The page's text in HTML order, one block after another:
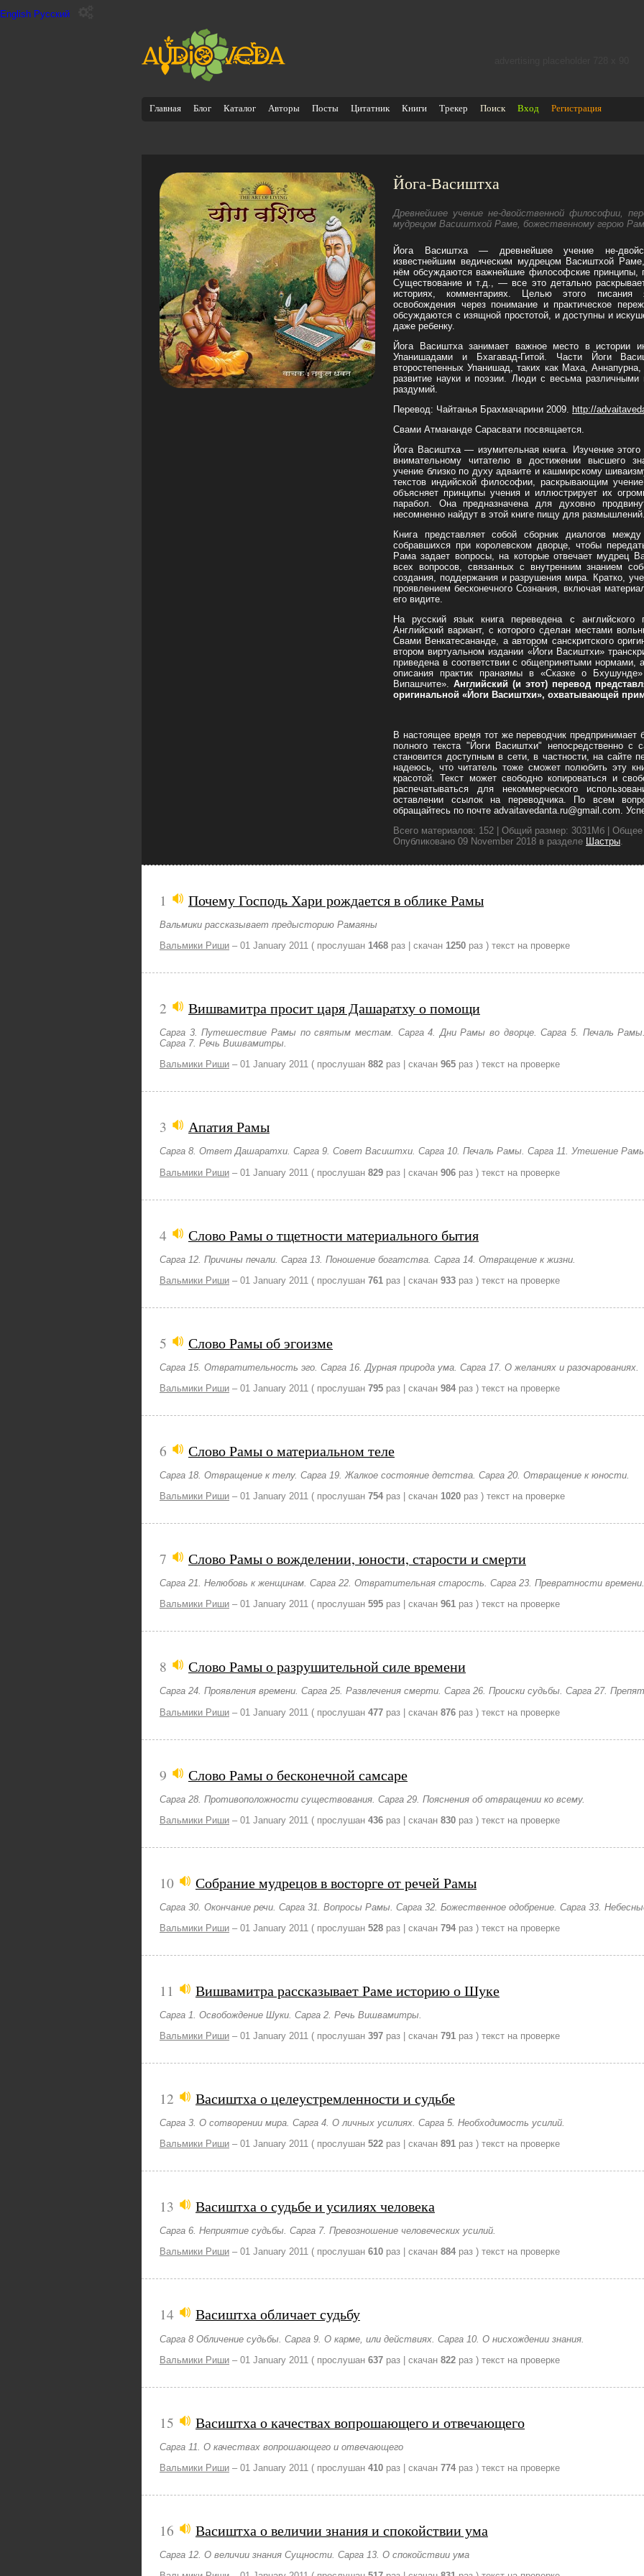
English Русский
Главная Блог Каталог Авторы Посты Цитатник Книги Трекер Поиск Вход Регистрация
Йога-Васиштха
Древнейшее учение не-двойственной философии,
мудрецом Васиштхой Раме, божественному герою
Йога Васиштха — древнейшее учение не-
известнейшим ведическим мудрецом Васиштхой
нём обсуждаются важнейшие философские принципы,
Существование и т.д., — все это детально
историях, комментариях. Целью этого
освобождения через понимание и практическое
обсуждаются с изящной простотой, и доступны и
даже ребенку.
Йога Васиштха занимает важное место в истории
Упанишадами и Бхагавад-Гитой. Части Йоги
второстепенных Упанишад, таких как Маха,
развитие науки и поэзии. Люди с весьма
раздумий.
Перевод: Чайтанья Брахмачарини 2009. http://
Свами Атмананде Сарасвати посвящается.
Йога Васиштха — изумительная книга. Изучение
внимательному читателю в достижении высшего
учение близко по духу адваите и кашмирскому
текстов индийской философии, раскрывающим
объясняет принципы учения и иллюстрирует их
парабол. Она предназначена для духовно
несомненно найдут в этой книге пищу для
Книга представляет собой сборник диалогов
собравшихся при королевском дворце, чтобы
Рама задает вопросы, на которые отвечает мудрец
всех вопросов, связанных с внутренним знанием
создания, поддержания и разрушения мира. Кратко,
проявлением бесконечного Сознания, включая
его видите.
На русский язык книга переведена с английского
Английский вариант, с которого сделан местами
Свами Венкатесананде, а автором санскритского
втором виртуальном издании «Йоги Васиштхи»
приведена в соответствии с общепринятыми
описания практик пранаямы в «Сказке о
Випашчите». Английский (и этот) перевод
оригинальной «Йоги Васиштхи», охватывающей
В настоящее время тот же переводчик предпринимает
полного текста "Йоги Васиштхи" непосредственно с
становится доступным в сети, в частности, на сайте
надеюсь, что читатель тоже сможет полюбить эту
красотой. Текст может свободно копироваться и
распечатываться для некоммерческого
оставлении ссылок на переводчика. По всем
обращайтесь по почте advaitavedanta.ru@gmail.com.
Всего материалов: 152 | Общий размер: 3031Мб |
Опубликовано 09 November 2018 в разделе Шастры.
1 Почему Господь Хари рождается в облике Рамы
Вальмики рассказывает предысторию Рамаяны
Вальмики Риши – 01 January 2011 ( прослушан 1468 раз | скачан 1250 раз ) текст на проверке
2 Вишвамитра просит царя Дашаратху о помощи
Сарга 3. Путешествие Рамы по святым местам. Сарга 4. Дни Рамы во дворце. Сарга 5. Печаль
Сарга 7. Речь Вишвамитры.
Вальмики Риши – 01 January 2011 ( прослушан 882 раз | скачан 965 раз ) текст на проверке
3 Апатия Рамы
Сарга 8. Ответ Дашаратхи. Сарга 9. Совет Васиштхи. Сарга 10. Печаль Рамы. Сарга 11. Утешение
Вальмики Риши – 01 January 2011 ( прослушан 829 раз | скачан 906 раз ) текст на проверке
4 Слово Рамы о тщетности материального бытия
Сарга 12. Причины печали. Сарга 13. Поношение богатства. Сарга 14. Отвращение к жизни.
Вальмики Риши – 01 January 2011 ( прослушан 761 раз | скачан 933 раз ) текст на проверке
5 Слово Рамы об эгоизме
Сарга 15. Отвратительность эго. Сарга 16. Дурная природа ума. Сарга 17. О желаниях и разочарованиях.
Вальмики Риши – 01 January 2011 ( прослушан 795 раз | скачан 984 раз ) текст на проверке
6 Слово Рамы о материальном теле
Сарга 18. Отвращение к телу. Сарга 19. Жалкое состояние детства. Сарга 20. Отвращение к юности.
Вальмики Риши – 01 January 2011 ( прослушан 754 раз | скачан 1020 раз ) текст на проверке
7 Слово Рамы о вожделении, юности, старости и смерти
Сарга 21. Нелюбовь к женщинам. Сарга 22. Отвратительная старость. Сарга 23. Превратности времени.
Вальмики Риши – 01 January 2011 ( прослушан 595 раз | скачан 961 раз ) текст на проверке
8 Слово Рамы о разрушительной силе времени
Сарга 24. Проявления времени. Сарга 25. Развлечения смерти. Сарга 26. Происки судьбы. Сарга 27.
Вальмики Риши – 01 January 2011 ( прослушан 477 раз | скачан 876 раз ) текст на проверке
9 Слово Рамы о бесконечной самсаре
Сарга 28. Противоположности существования. Сарга 29. Пояснения об отвращении ко всему.
Вальмики Риши – 01 January 2011 ( прослушан 436 раз | скачан 830 раз ) текст на проверке
10 Собрание мудрецов в восторге от речей Рамы
Сарга 30. Окончание речи. Сарга 31. Вопросы Рамы. Сарга 32. Божественное одобрение. Сарга 33.
Вальмики Риши – 01 January 2011 ( прослушан 528 раз | скачан 794 раз ) текст на проверке
11 Вишвамитра рассказывает Раме историю о Шуке
Сарга 1. Освобождение Шуки. Сарга 2. Речь Вишвамитры.
Вальмики Риши – 01 January 2011 ( прослушан 397 раз | скачан 791 раз ) текст на проверке
12 Васиштха о целеустремленности и судьбе
Сарга 3. О сотворении мира. Сарга 4. О личных усилиях. Сарга 5. Необходимость усилий.
Вальмики Риши – 01 January 2011 ( прослушан 522 раз | скачан 891 раз ) текст на проверке
13 Васиштха о судьбе и усилиях человека
Сарга 6. Неприятие судьбы. Сарга 7. Превозношение человеческих усилий.
Вальмики Риши – 01 January 2011 ( прослушан 610 раз | скачан 884 раз ) текст на проверке
14 Васиштха обличает судьбу
Сарга 8 Обличение судьбы. Сарга 9. О карме, или действиях. Сарга 10. О нисхождении знания.
Вальмики Риши – 01 January 2011 ( прослушан 637 раз | скачан 822 раз ) текст на проверке
15 Васиштха о качествах вопрошающего и отвечающего
Сарга 11. О качествах вопрошающего и отвечающего
Вальмики Риши – 01 January 2011 ( прослушан 410 раз | скачан 774 раз ) текст на проверке
16 Васиштха о величии знания и спокойствии ума
Сарга 12. О величии знания Сущности. Сарга 13. О спокойствии ума